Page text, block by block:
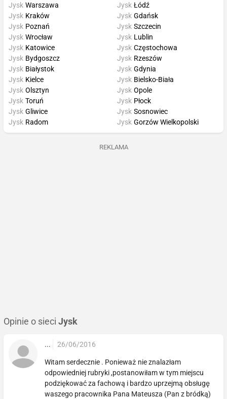
Jysk Warszawa
Jysk Kraków
Jysk Poznań
Jysk Wrocław
Jysk Łódź
Jysk Gdańsk
Jysk Szczecin
Jysk Lublin
Jysk Katowice
Jysk Bydgoszcz
Jysk Białystok
Jysk Kielce
Jysk Częstochowa
Jysk Rzeszów
Jysk Gdynia
Jysk Bielsko-Biała
Jysk Olsztyn
Jysk Toruń
Jysk Gliwice
Jysk Radom
Jysk Opole
Jysk Płock
Jysk Sosnowiec
Jysk Gorzów Wielkopolski
REKLAMA
Opinie o sieci Jysk
... 26/06/2016
Witam serdecznie . Ponieważ nie znalazłam
odpowiedniej rubryki ,postanowiłam w tym miejscu
podziękować za fachową i bardzo uprzejmą obsługę
waszego pracownika Pana Mateusza (Pan z bródką)